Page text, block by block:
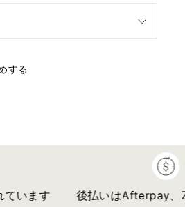
する
す 後払いはAfterpay、Zip、